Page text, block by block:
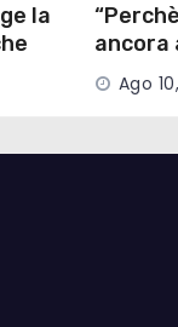
la
ancora
a un
Ago